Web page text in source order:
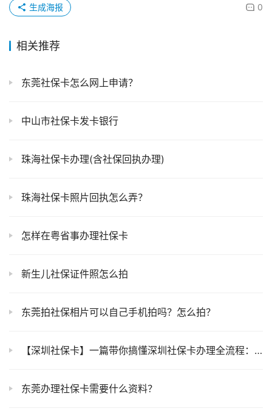
0
生成海报
相关推荐
东莞社保卡怎么网上申请？
中山市社保卡发卡银行
珠海社保卡办理(含社保回执办理)
珠海社保卡照片回执怎么弄？
怎样在粤省事办理社保卡
新生儿社保证件照怎么拍
东莞拍社保相片可以自己手机拍吗？怎么拍？
【深圳社保卡】一篇带你搞懂深圳社保卡办理全流程：线上申领、线下即办拿卡两种方式任你选择！
东莞办理社保卡需要什么资料？